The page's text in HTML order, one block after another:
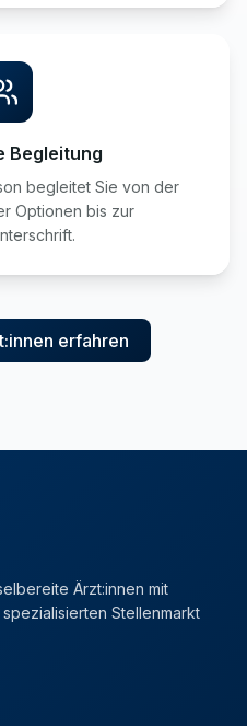
Begleitung
begleitet Sie von der
Optionen bis zur
erfahren
Ärzt:innen mit
Stellenmarkt